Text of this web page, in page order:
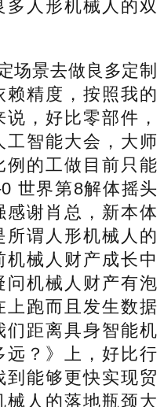
人形机械人的双
景去做良多定制
精度，按照我的
，好比零部件，
智能大会，大师
的工做目前只能
世界第8解体摇头
谢肖总，新本体
谓人形机械人的
机械人财产成长中
机械人财产有泡
跑而且发生数据
们距离具身智能机
？》上，好比行
能够更快实现贸
人的落地瓶颈大